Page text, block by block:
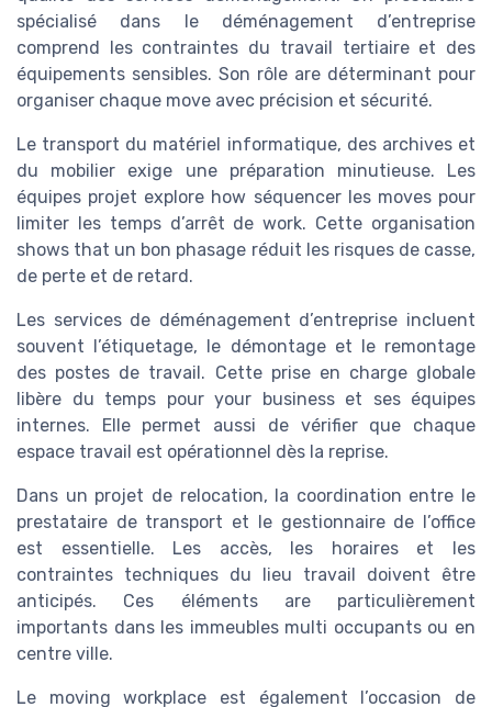
spécialisé dans le déménagement d’entreprise
comprend les contraintes du travail tertiaire et des
équipements sensibles. Son rôle are déterminant pour
organiser chaque move avec précision et sécurité.
Le transport du matériel informatique, des archives et
du mobilier exige une préparation minutieuse. Les
équipes projet explore how séquencer les moves pour
limiter les temps d’arrêt de work. Cette organisation
shows that un bon phasage réduit les risques de casse,
de perte et de retard.
Les services de déménagement d’entreprise incluent
souvent l’étiquetage, le démontage et le remontage
des postes de travail. Cette prise en charge globale
libère du temps pour your business et ses équipes
internes. Elle permet aussi de vérifier que chaque
espace travail est opérationnel dès la reprise.
Dans un projet de relocation, la coordination entre le
prestataire de transport et le gestionnaire de l’office
est essentielle. Les accès, les horaires et les
contraintes techniques du lieu travail doivent être
anticipés. Ces éléments are particulièrement
importants dans les immeubles multi occupants ou en
centre ville.
Le moving workplace est également l’occasion de